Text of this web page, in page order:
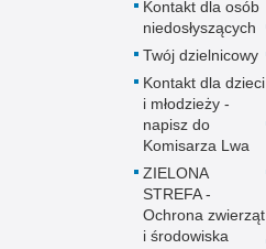
Kontakt dla osób
niedosłyszących
Twój dzielnicowy
Kontakt dla dzieci
i młodzieży -
napisz do
Komisarza Lwa
ZIELONA
STREFA -
Ochrona zwierząt
i środowiska